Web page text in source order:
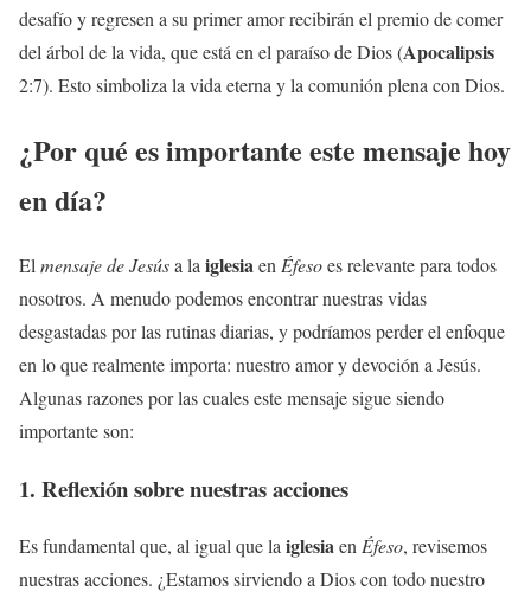
desafío y regresen a su primer amor recibirán el premio de comer
del árbol de la vida, que está en el paraíso de Dios (Apocalipsis
2:7). Esto simboliza la vida eterna y la comunión plena con Dios.
¿Por qué es importante este mensaje hoy
en día?
El mensaje de Jesúsa la iglesiaen Éfesoes relevante para todos
nosotros. A menudo podemos encontrar nuestras vidas
desgastadas por las rutinas diarias, y podríamos perder el enfoque
en lo que realmente importa: nuestro amor y devoción a Jesús.
Algunas razones por las cuales este mensaje sigue siendo
importante son:
1. Reflexión sobre nuestras acciones
Es fundamental que, al igual que laiglesiaenÉfeso, revisemos
nuestras acciones. ¿Estamos sirviendo a Dios con todo nuestro